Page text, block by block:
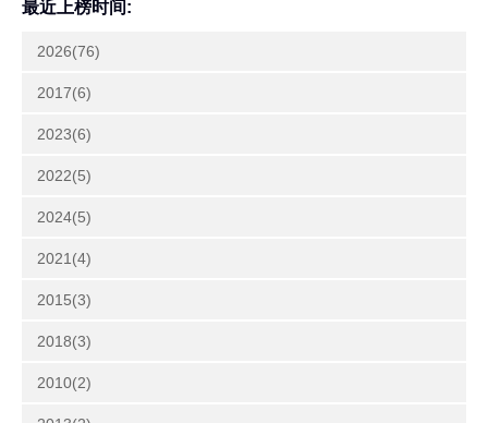
最近上榜时间:
2026(76)
2017(6)
2023(6)
2022(5)
2024(5)
2021(4)
2015(3)
2018(3)
2010(2)